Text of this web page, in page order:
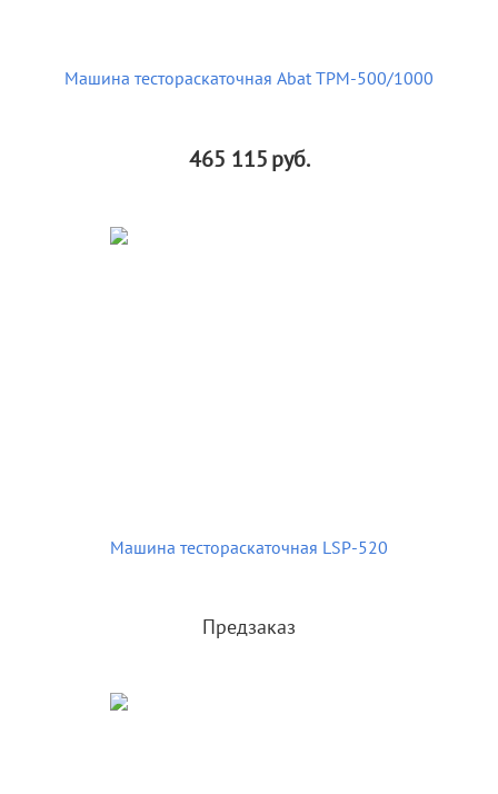
Машина тестораскаточная Abat ТРМ-500/1000
465 115руб.
Машина тестораскаточная LSP-520
Предзаказ